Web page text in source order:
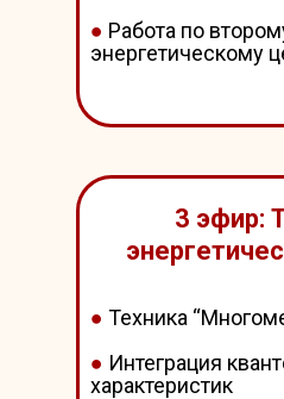
● Работа по
энергетическому
● Техника
● Интеграция
характеристик
3 эфир: